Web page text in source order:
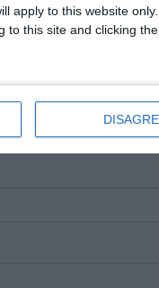
apply to this website
to this site and clicking